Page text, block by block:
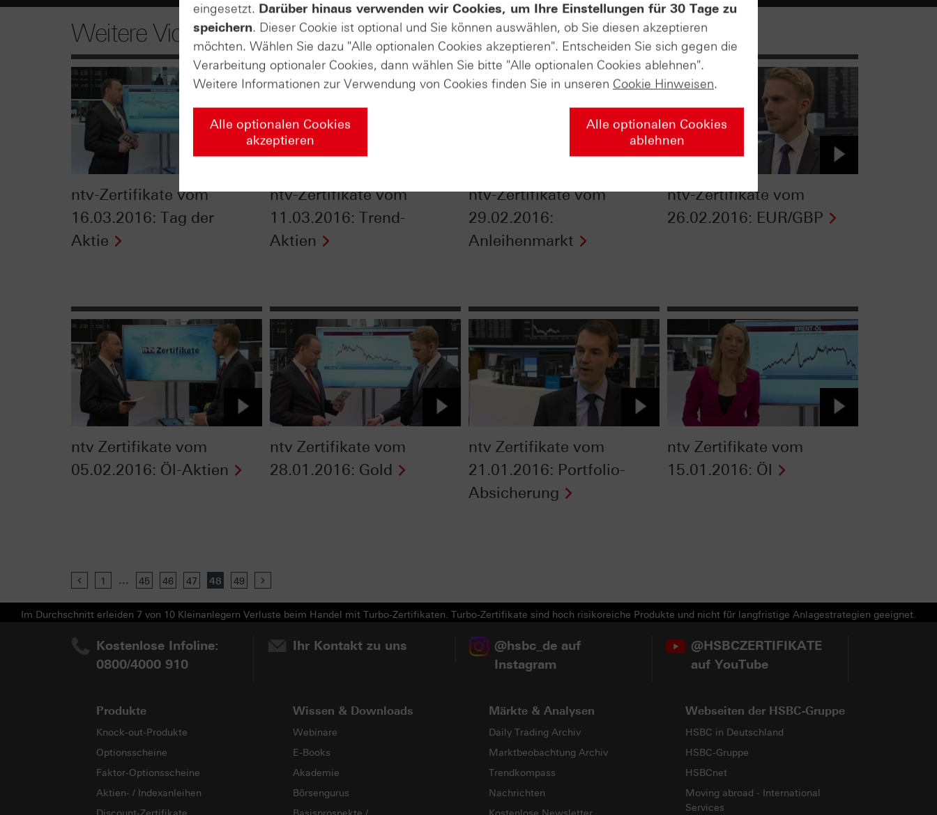
Weitere Videos
ntv-Zertifikate vom
16.03.2016: Tag der
Aktie
ntv-Zertifikate vom
11.03.2016: Trend-
Aktien
ntv-Zertifikate vom
29.02.2016:
Anleihenmarkt
ntv-Zertifikate vom
26.02.2016: EUR/GBP
ntv Zertifikate vom
05.02.2016: Öl-Aktien
ntv Zertifikate vom
28.01.2016: Gold
ntv Zertifikate vom
21.01.2016: Portfolio-
Absicherung
ntv Zertifikate vom
15.01.2016: Öl
Previous
1 ... 45 46 47 48 49
Im Durchschnitt erleiden 7 von 10 Kleinanlegern Verluste beim Handel mit Turbo-Zertifikaten. Turbo-Zertifikate sind hoch risikoreiche Produkte und nicht für langfristige Anlagestrategien geeignet.
Kostenlose Infoline:
0800/4000 910
Ihr Kontakt zu uns
@hsbc_de auf
Instagram
@HSBCZERTIFIKATE
auf YouTube
Produkte
Knock-out-Produkte
Optionsscheine
Faktor-Optionsscheine
Aktien- / Indexanleihen
Wissen & Downloads
Webinare
E-Books
Akademie
Börsengurus
Märkte & Analysen
Daily Trading Archiv
Marktbeobachtung Archiv
Trendkompass
Nachrichten
Webseiten der HSBC-Gruppe
HSBC in Deutschland
HSBC-Gruppe
HSBCnet
Moving abroad - International
Services
eingesetzt. Darüber hinaus verwenden wir Cookies, um Ihre Einstellungen für 30 Tage zu
speichern. Dieser Cookie ist optional und Sie können auswählen, ob Sie diesen akzeptieren
möchten. Wählen Sie dazu "Alle optionalen Cookies akzeptieren". Entscheiden Sie sich gegen die
Verarbeitung optionaler Cookies, dann wählen Sie bitte "Alle optionalen Cookies ablehnen".
Weitere Informationen zur Verwendung von Cookies finden Sie in unseren Cookie Hinweisen.
Alle optionalen Cookies
akzeptieren
Alle optionalen Cookies
ablehnen